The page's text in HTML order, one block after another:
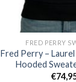
FRED PERRY
Fred Perry –
Hooded
€